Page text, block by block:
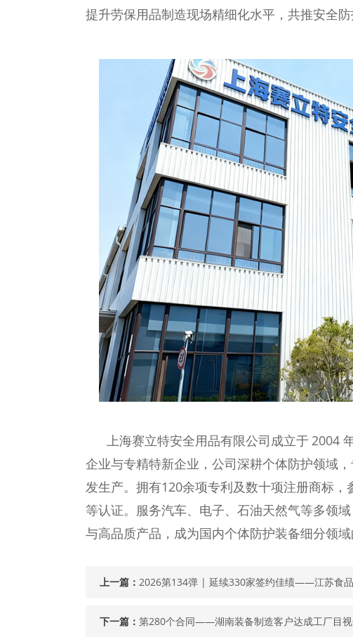
提升劳保用品制造现场精细化水平，共推安全防
上海赛立特安全用品有限公司成立于 2004
企业与专精特新企业，公司深耕个体防护领域
发生产。拥有120余项专利及数十项注册商标，
等认证。服务汽车、电子、石油天然气等多领
与高品质产品，成为国内个体防护装备细分领域
上一篇： 2026第134弹 | 延续330家签约佳绩——江苏食
下一篇： 第280个合同——湖南装备制造客户达成工厂目